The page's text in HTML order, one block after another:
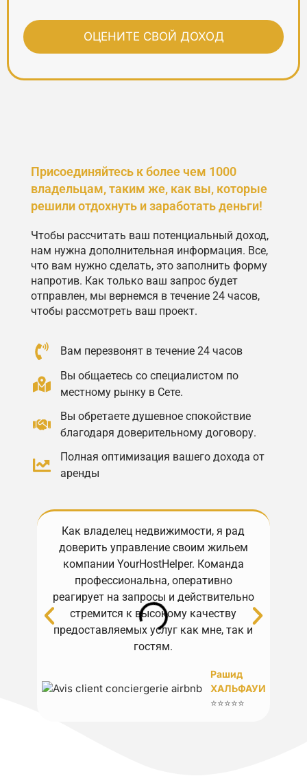
Присоединяйтесь к более чем 1000
владельцам, таким же, как вы, которые
решили отдохнуть и заработать деньги!
Чтобы рассчитать ваш потенциальный доход,
нам нужна дополнительная информация. Все,
что вам нужно сделать, это заполнить форму
напротив. Как только ваш запрос будет
отправлен, мы вернемся в течение 24 часов,
чтобы рассмотреть ваш проект.
Вам перезвонят в течение 24 часов
Вы общаетесь со специалистом по
местному рынку в Сете.
Вы обретаете душевное спокойствие
благодаря доверительному договору.
Полная оптимизация вашего дохода от
аренды
Как владелец недвижимости, я рад
доверить управление своим жильем
компании YourHostHelper. Команда
профессиональна, оперативно
реагирует на запросы и действительно
стремится к высокому качеству
предоставляемых услуг как мне, так и
гостям.
Рашид
ХАЛЬФАУИ
⭐⭐⭐⭐⭐